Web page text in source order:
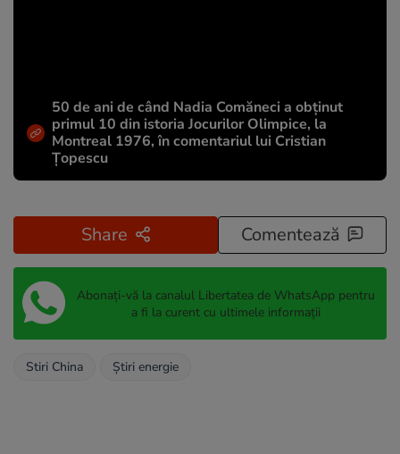
50 de ani de când Nadia Comăneci a obţinut
primul 10 din istoria Jocurilor Olimpice, la
Montreal 1976, în comentariul lui Cristian
Țopescu
Share Comentează
Abonați-vă la canalul Libertatea de WhatsApp pentru
a fi la curent cu ultimele informații
Stiri China Știri energie